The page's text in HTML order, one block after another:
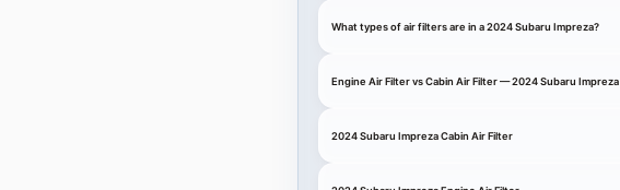
What types of air filters are in a 2024 Subaru Impreza?
Engine Air Filter vs Cabin Air Filter — 2024 Subaru Impreza
2024 Subaru Impreza Cabin Air Filter